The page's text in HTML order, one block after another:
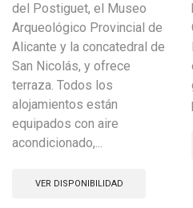
del Postiguet, el Museo
Arqueológico Provincial de
Alicante y la concatedral de
San Nicolás, y ofrece
terraza. Todos los
alojamientos están
equipados con aire
acondicionado,...
VER DISPONIBILIDAD